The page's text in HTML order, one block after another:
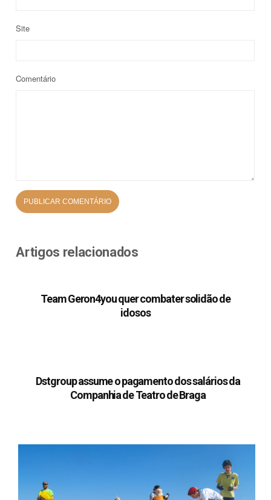
Site
Comentário
Artigos relacionados
Team Geron4you quer combater solidão de
idosos
Dstgroup assume o pagamento dos salários da
Companhia de Teatro de Braga